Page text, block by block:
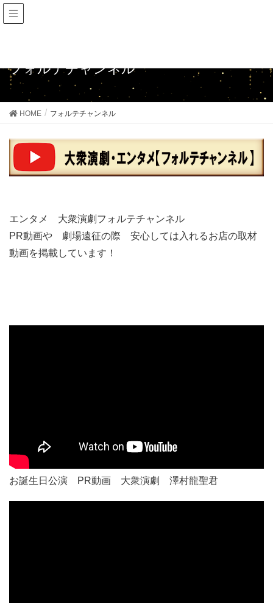
フォルテチャンネル
HOME フォルテチャンネル
エンタメ 大衆演劇フォルテチャンネル
PR動画や 劇場遠征の際 安心しては入れるお店の取材
動画を掲載しています！
お誕生日公演 PR動画 大衆演劇 澤村龍聖君